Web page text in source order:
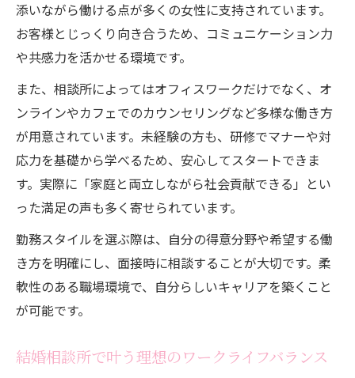
添いながら働ける点が多くの女性に支持されています。
お客様とじっくり向き合うため、コミュニケーション力
や共感力を活かせる環境です。
また、相談所によってはオフィスワークだけでなく、オ
ンラインやカフェでのカウンセリングなど多様な働き方
が用意されています。未経験の方も、研修でマナーや対
応力を基礎から学べるため、安心してスタートできま
す。実際に「家庭と両立しながら社会貢献できる」とい
った満足の声も多く寄せられています。
勤務スタイルを選ぶ際は、自分の得意分野や希望する働
き方を明確にし、面接時に相談することが大切です。柔
軟性のある職場環境で、自分らしいキャリアを築くこと
が可能です。
結婚相談所で叶う理想のワークライフバランス